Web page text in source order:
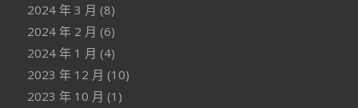
2024 年 3 月 (8)
2024 年 2 月 (6)
2024 年 1 月 (4)
2023 年 12 月 (10)
2023 年 10 月 (1)